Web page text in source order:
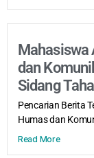
Mahasiswa
dan
Sidang
Pencarian Berita
Humas dan
Read More